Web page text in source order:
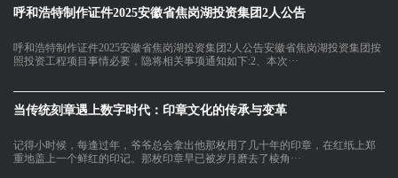
呼和浩特制作证件2025安徽省焦岗湖投资集团2人公告
呼和浩特制作证件2025安徽省焦岗湖投资集团2人公告安徽省焦岗湖投资集团按
照投资工程项目事情必要，隐将相关事项通知如下:2、本次···
当传统刻章遇上数字时代：印章文化的传承与变革
记得小时候，每逢过年，爷爷总会拿出他那枚用了几十年的印章，在红纸上郑
重地盖上一个鲜红的印记。那枚印章早已被岁月磨去了棱角···